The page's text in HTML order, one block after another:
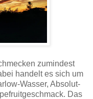
zumindest
handelt es sich um
Wasser, Absolut-
Das